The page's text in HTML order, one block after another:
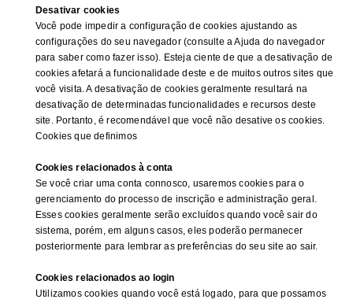
Desativar cookies
Você pode impedir a configuração de cookies ajustando as
configurações do seu navegador (consulte a Ajuda do navegador
para saber como fazer isso). Esteja ciente de que a desativação de
cookies afetará a funcionalidade deste e de muitos outros sites que
você visita. A desativação de cookies geralmente resultará na
desativação de determinadas funcionalidades e recursos deste
site. Portanto, é recomendável que você não desative os cookies.
Cookies que definimos
Cookies relacionados à conta
Se você criar uma conta connosco, usaremos cookies para o
gerenciamento do processo de inscrição e administração geral.
Esses cookies geralmente serão excluídos quando você sair do
sistema, porém, em alguns casos, eles poderão permanecer
posteriormente para lembrar as preferências do seu site ao sair.
Cookies relacionados ao login
Utilizamos cookies quando você está logado, para que possamos